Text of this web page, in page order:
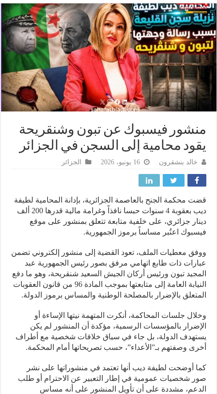
فيسبوك عن تبون وشنقريحة
محامية إلى السجن في الجزائر
خالد بنشقرون الجزائر
محكمة الجنح بالعاصمة الجزائرية، بإدانة المحامية لطيفة
ديب بعقوبة 4 سنوات حبسا نافذاً وغرامة مالية قدرها 200 ألف
جزائري، على خلفية متابعة تتعلق بمنشور على موقع
اعتُبر مساساً برموز الجمهورية.
معطيات الملف، تعود القضية إلى منشور إلكتروني تضمن
ذات طابع اتهامي مرفق بصور رئيس الجمهورية عبد
تبون ورئيس أركان الجيش السعيد شنقريحة، وهو ما دفع
النيابة العامة إلى متابعتها بموجب المادة 96 من قانون العقوبات
بالإضرار بالمصلحة الوطنية والمساس برموز الدولة.
جلسات المحاكمة، أنكرت المتهمة نيتها الإساءة أو
بالمؤسسات الرسمية، مؤكدة أن المنشور لم يكن
الدولة، بل جاء في سياق خلافات شخصية مع أطراف
وصفتهم بـ”الأعداء”، حسب تصريحاتها أمام المحكمة.
أوضحت لطيفة ديب أنها تعتمد في منشوراتها على نشر
شخصيات عمومية في إطار التعبير عن الاحترام أو طلب
مشددة على أن تأويل المنشور على أنه مساس